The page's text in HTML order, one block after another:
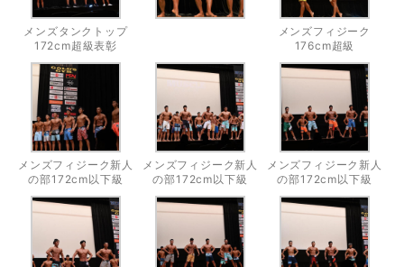
メンズタンクトップ
172cm超級表彰
メンズフィジーク
176cm超級
メンズフィジーク新人
の部172cm以下級
メンズフィジーク新人
の部172cm以下級
メンズフィジーク新人
の部172cm以下級